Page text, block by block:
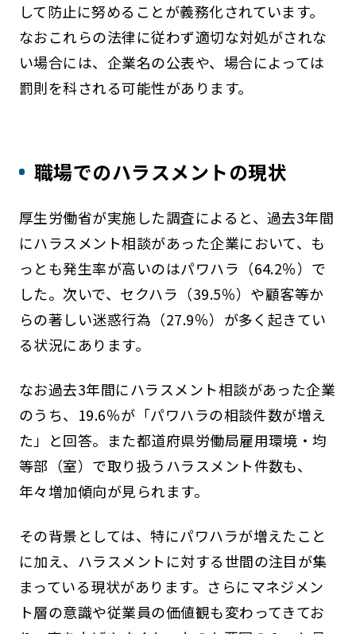
して防止に努めることが義務化されています。
なおこれらの法律に従わず適切な対処がされな
い場合には、企業名の公表や、場合によっては
罰則を科される可能性があります。
職場でのハラスメントの現状
厚生労働省が実施した調査によると、過去3年間
にハラスメント相談があった企業において、も
っとも発生率が高いのはパワハラ（64.2％）で
した。次いで、セクハラ（39.5％）や顧客等か
らの著しい迷惑行為（27.9％）が多く起きてい
る状況にあります。
なお過去3年間にハラスメント相談があった企業
のうち、19.6％が「パワハラの相談件数が増え
た」と回答。また都道府県労働局雇用環境・均
等部（室）で取り扱うハラスメント件数も、
年々増加傾向が見られます。
その背景としては、特にパワハラが増えたこと
に加え、ハラスメントに対する世間の注目が集
まっている現状があります。さらにマネジメン
ト層の意識や従業員の価値観も変わってきてお